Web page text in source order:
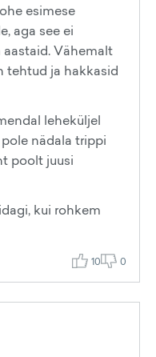
esimese
aga see ei
Vähemalt
tehtud ja hakkasid
leheküljel
nädala trippi
poolt juusi
kui rohkem
10 0